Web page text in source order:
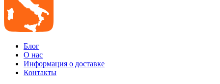
Блог
О нас
Информация о доставке
Контакты